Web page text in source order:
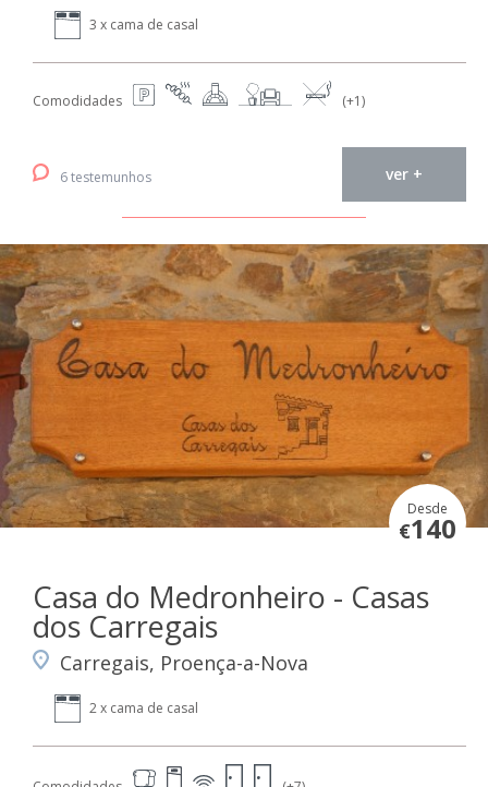
3 x cama de casal
Comodidades (+1)
6 testemunhos ver +
Desde
€140
Casa do Medronheiro - Casas
dos Carregais
Carregais, Proença-a-Nova
2 x cama de casal